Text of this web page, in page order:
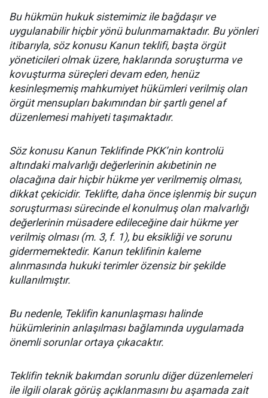
Bu hükmün hukuk sistemimiz ile bağdaşır ve
uygulanabilir hiçbir yönü bulunmamaktadır. Bu yönleri
itibarıyla, söz konusu Kanun teklifi, başta örgüt
yöneticileri olmak üzere, haklarında soruşturma ve
kovuşturma süreçleri devam eden, henüz
kesinleşmemiş mahkumiyet hükümleri verilmiş olan
örgüt mensupları bakımından bir şartlı genel af
düzenlemesi mahiyeti taşımaktadır.
Söz konusu Kanun Teklifinde PKK’nin kontrolü
altındaki malvarlığı değerlerinin akıbetinin ne
olacağına dair hiçbir hükme yer verilmemiş olması,
dikkat çekicidir. Teklifte, daha önce işlenmiş bir suçun
soruşturması sürecinde el konulmuş olan malvarlığı
değerlerinin müsadere edileceğine dair hükme yer
verilmiş olması (m. 3, f. 1), bu eksikliği ve sorunu
gidermemektedir. Kanun teklifinin kaleme
alınmasında hukuki terimler özensiz bir şekilde
kullanılmıştır.
Bu nedenle, Teklifin kanunlaşması halinde
hükümlerinin anlaşılması bağlamında uygulamada
önemli sorunlar ortaya çıkacaktır.
Teklifin teknik bakımdan sorunlu diğer düzenlemeleri
ile ilgili olarak görüş açıklanmasını bu aşamada zait